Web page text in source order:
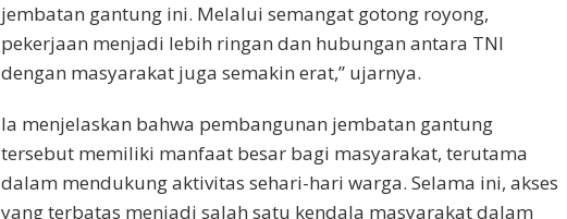
jembatan gantung ini. Melalui semangat gotong royong,
pekerjaan menjadi lebih ringan dan hubungan antara TNI
dengan masyarakat juga semakin erat,” ujarnya.
Ia menjelaskan bahwa pembangunan jembatan gantung
tersebut memiliki manfaat besar bagi masyarakat, terutama
dalam mendukung aktivitas sehari-hari warga. Selama ini, akses
yang terbatas menjadi salah satu kendala masyarakat dalam